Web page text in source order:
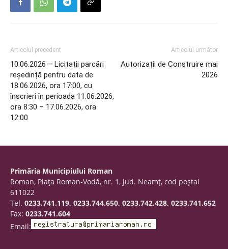
Articolul precedent
10.06.2026 – Licitații parcări
reședință pentru data de
18.06.2026, ora 17:00, cu
înscrieri în perioada 11.06.2026,
ora 8:30 – 17.06.2026, ora
12:00
Articolul următor
Autorizații de Construire mai
2026
Primăria Municipiului Roman
Roman, Piaţa Roman-Vodă, nr. 1, jud. Neamţ, cod poştal
611022
Tel. 0233.741.119, 0233.744.650, 0233.742.428, 0233.741.652
Fax: 0233.741.604
Email: